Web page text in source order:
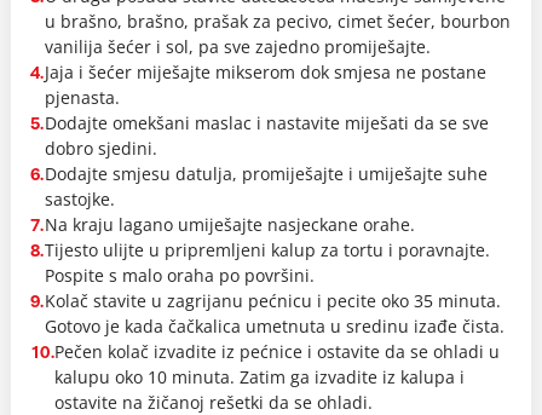
u brašno, brašno, prašak za pecivo, cimet šećer, bourbon
vanilija šećer i sol, pa sve zajedno promiješajte.
4.Jaja i šećer miješajte mikserom dok smjesa ne postane
pjenasta.
5.Dodajte omekšani maslac i nastavite miješati da se sve
dobro sjedini.
6.Dodajte smjesu datulja, promiješajte i umiješajte suhe
sastojke.
7.Na kraju lagano umiješajte nasjeckane orahe.
8.Tijesto ulijte u pripremljeni kalup za tortu i poravnajte.
Pospite s malo oraha po površini.
9.Kolač stavite u zagrijanu pećnicu i pecite oko 35 minuta.
Gotovo je kada čačkalica umetnuta u sredinu izađe čista.
10.Pečen kolač izvadite iz pećnice i ostavite da se ohladi u
kalupu oko 10 minuta. Zatim ga izvadite iz kalupa i
ostavite na žičanoj rešetki da se ohladi.